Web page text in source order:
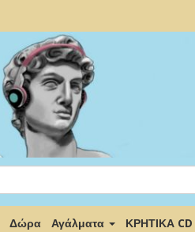
Δώρα Αγάλματα ΚΡΗΤΙΚΑ CD